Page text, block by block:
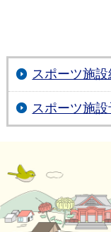
スポーツ施設
スポーツ施設